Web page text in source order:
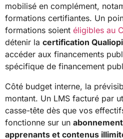
mobilisé en complément,
formations certifiantes. Un
formations soient éligibles au
détenir la certification Qualiopi
accéder aux financements
spécifique de financement
Côté budget interne, la
montant. Un LMS facturé par
casse-tête dès que vos
fonctionne sur un
apprenants et contenus